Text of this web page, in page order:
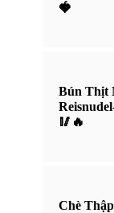
🍓
Bún Thịt
🥢🔥
Chè